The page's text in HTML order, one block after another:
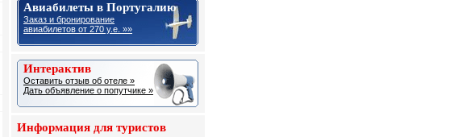
Авиабилеты в Португалию
Заказ и бронирование
авиабилетов от 270 у.е. »»
Интерактив
Оставить отзыв об отеле »
Дать объявление о попутчике »
Информация для туристов